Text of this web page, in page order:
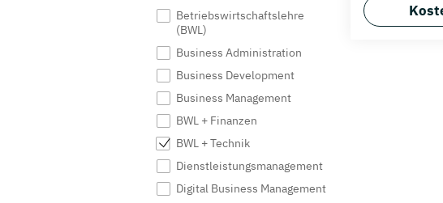
Betriebswirtschaftslehre
(BWL)
Business Administration
Business Development
Business Management
BWL + Finanzen
BWL + Technik
Dienstleistungsmanagement
Digital Business Management